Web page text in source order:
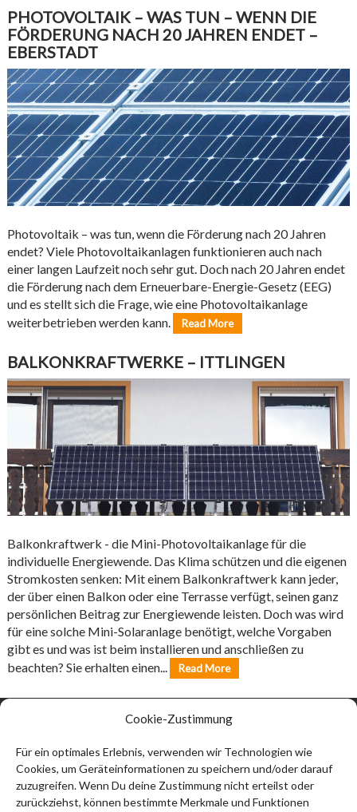
Cookie-Zustimmung
Für ein optimales Erlebnis, verwenden wir Technologien wie
Cookies, um Geräteinformationen zu speichern und/oder darauf
zuzugreifen. Wenn Du deine Zustimmung nicht erteilst oder
zurückziehst, können bestimmte Merkmale und Funktionen
PHOTOVOLTAIK – WAS TUN – WENN DIE
FÖRDERUNG NACH 20 JAHREN ENDET –
EBERSTADT
Photovoltaik – was tun, wenn die Förderung nach 20 Jahren
endet? Viele Photovoltaikanlagen funktionieren auch nach
einer langen Laufzeit noch sehr gut. Doch nach 20 Jahren endet
die Förderung nach dem Erneuerbare-Energie-Gesetz (EEG)
und es stellt sich die Frage, wie eine Photovoltaikanlage
weiterbetrieben werden kann.
Read More
BALKONKRAFTWERKE – ITTLINGEN
Balkonkraftwerk - die Mini-Photovoltaikanlage für die
individuelle Energiewende. Das Klima schützen und die eigenen
Stromkosten senken: Mit einem Balkonkraftwerk kann jeder,
der über einen Balkon oder eine Terrasse verfügt, seinen ganz
persönlichen Beitrag zur Energiewende leisten. Doch was wird
für eine solche Mini-Solaranlage benötigt, welche Vorgaben
gibt es und was ist beim installieren und anschließen zu
beachten? Sie erhalten einen...
Read More
Thomas Ströbel
74912 Kirchardt
info@thomas-stroebel.de